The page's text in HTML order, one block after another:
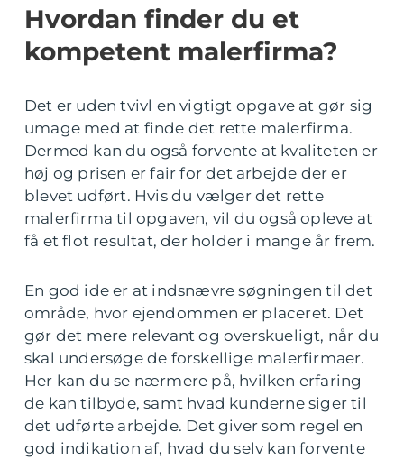
Hvordan finder du et
kompetent malerfirma?
Det er uden tvivl en vigtigt opgave at gør sig
umage med at finde det rette malerfirma.
Dermed kan du også forvente at kvaliteten er
høj og prisen er fair for det arbejde der er
blevet udført. Hvis du vælger det rette
malerfirma til opgaven, vil du også opleve at
få et flot resultat, der holder i mange år frem.
En god ide er at indsnævre søgningen til det
område, hvor ejendommen er placeret. Det
gør det mere relevant og overskueligt, når du
skal undersøge de forskellige malerfirmaer.
Her kan du se nærmere på, hvilken erfaring
de kan tilbyde, samt hvad kunderne siger til
det udførte arbejde. Det giver som regel en
god indikation af, hvad du selv kan forvente